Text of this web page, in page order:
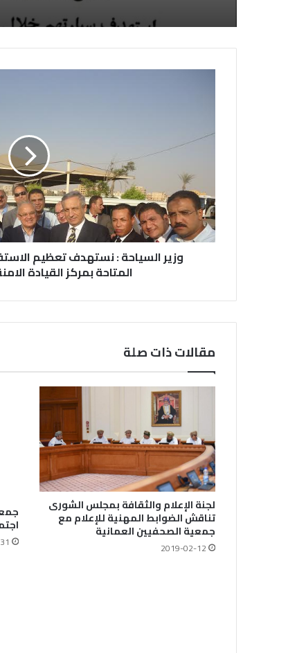
وزير السياحة : نستهدف تعظيم
المتاحة بمركز القيادة
مقالات ذات صلة
لجنة الإعلام والثقافة بمجلس الشورى
تناقش الضوابط المهنية للإعلام مع
جمعية الصحفيين العمانية
2019-02-12